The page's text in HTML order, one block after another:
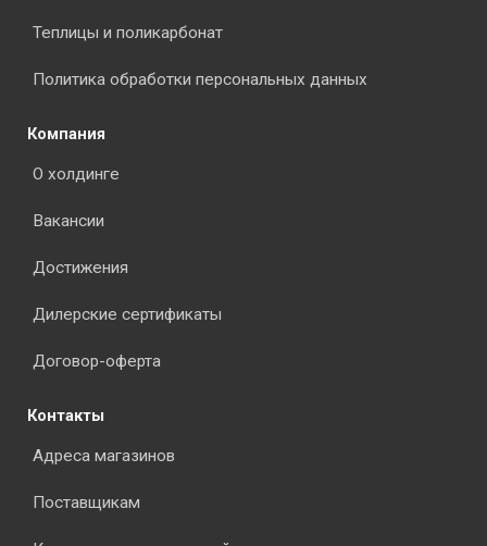
Теплицы и поликарбонат
Политика обработки персональных данных
Компания
О холдинге
Вакансии
Достижения
Дилерские сертификаты
Договор-оферта
Контакты
Адреса магазинов
Поставщикам